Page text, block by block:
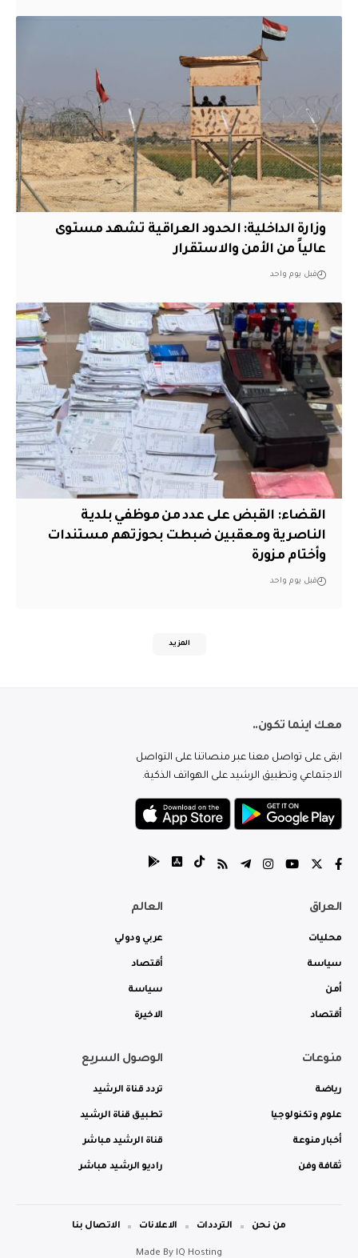
وزارة الداخلية: الحدود العراقية تشهد مستوى
عالياً من الأمن والاستقرار
قبل يوم واحد
القضاء: القبض على عدد من موظفي بلدية
الناصرية ومعقبين ضبطت بحوزتهم مستندات
وأختام مزورة
قبل يوم واحد
المزيد
معك اينما تكون..
ابقى على تواصل معنا عبر منصاتنا على التواصل
الاجتماعي وتطبيق الرشيد على الهواتف الذكية.
العراق
محليات
سياسة
أمن
أقتصاد
العالم
عربي ودولي
أقتصاد
سياسة
الاخيرة
منوعات
رياضة
علوم وتكنولوجيا
أخبار منوعة
ثقافة وفن
الوصول السريع
تردد قناة الرشيد
تطبيق قناة الرشيد
قناة الرشيد مباشر
راديو الرشيد مباشر
Made By IQ Hosting
من نحن الترددات الاعلانات الاتصال بنا